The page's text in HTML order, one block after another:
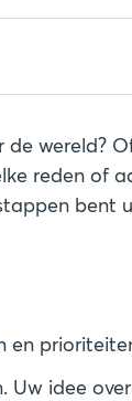
de wereld?
reden of
bent
en
Uw idee